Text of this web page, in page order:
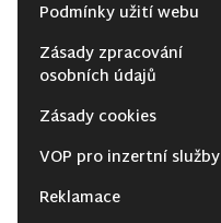
Podmínky užití webu
Zásady zpracování
osobních údajů
Zásady cookies
VOP pro inzertní služby
Reklamace